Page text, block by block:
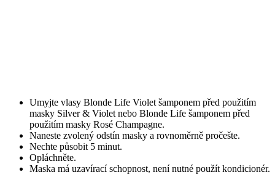
Umyjte vlasy Blonde Life Violet šamponem před použitím
masky Silver & Violet nebo Blonde Life šamponem před
použitím masky Rosé Champagne.
Naneste zvolený odstín masky a rovnoměrně pročešte.
Nechte působit 5 minut.
Opláchněte.
Maska má uzavírací schopnost, není nutné použít kondicionér.